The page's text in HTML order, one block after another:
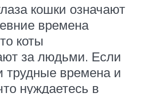
кошки означают
времена
коты
за людьми. Если
трудные времена и
нуждаетесь в